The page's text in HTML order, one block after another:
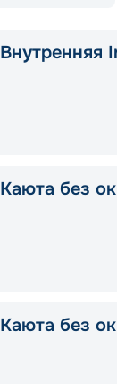
Внутренняя
Каюта без
Каюта без